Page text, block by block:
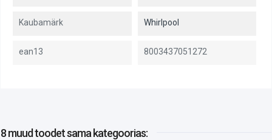
Kaubamärk Whirlpool
ean13 8003437051272
8 muud toodetsama kategoorias: